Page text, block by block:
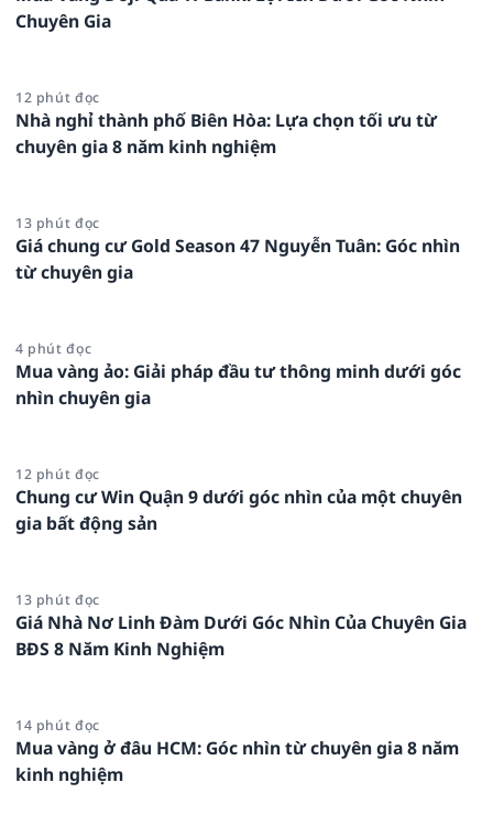
Chuyên Gia
12 phút đọc
Nhà nghỉ thành phố Biên Hòa: Lựa chọn tối ưu từ
chuyên gia 8 năm kinh nghiệm
13 phút đọc
Giá chung cư Gold Season 47 Nguyễn Tuân: Góc nhìn
từ chuyên gia
4 phút đọc
Mua vàng ảo: Giải pháp đầu tư thông minh dưới góc
nhìn chuyên gia
12 phút đọc
Chung cư Win Quận 9 dưới góc nhìn của một chuyên
gia bất động sản
13 phút đọc
Giá Nhà Nơ Linh Đàm Dưới Góc Nhìn Của Chuyên Gia
BĐS 8 Năm Kinh Nghiệm
14 phút đọc
Mua vàng ở đâu HCM: Góc nhìn từ chuyên gia 8 năm
kinh nghiệm